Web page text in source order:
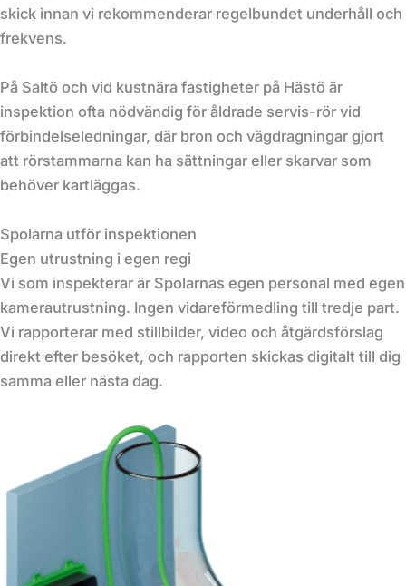
skick innan vi rekommenderar regelbundet underhåll och
frekvens.
På Saltö och vid kustnära fastigheter på Hästö är
inspektion ofta nödvändig för åldrade servis-rör vid
förbindelseledningar, där bron och vägdragningar gjort
att rörstammarna kan ha sättningar eller skarvar som
behöver kartläggas.
Spolarna utför inspektionen
Egen utrustning i egen regi
Vi som inspekterar är Spolarnas egen personal med egen
kamerautrustning. Ingen vidareförmedling till tredje part.
Vi rapporterar med stillbilder, video och åtgärdsförslag
direkt efter besöket, och rapporten skickas digitalt till dig
samma eller nästa dag.